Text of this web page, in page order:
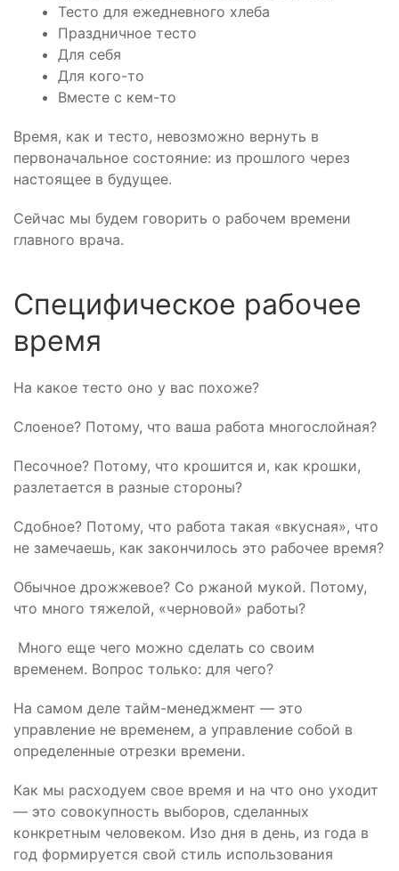
Тесто для ежедневного хлеба
Праздничное тесто
Для себя
Для кого-то
Вместе с кем-то
Время, как и тесто, невозможно вернуть в
первоначальное состояние: из прошлого через
настоящее в будущее.
Сейчас мы будем говорить о рабочем времени
главного врача.
Специфическое рабочее
время
На какое тесто оно у вас похоже?
Слоеное? Потому, что ваша работа многослойная?
Песочное? Потому, что крошится и, как крошки,
разлетается в разные стороны?
Сдобное? Потому, что работа такая «вкусная», что
не замечаешь, как закончилось это рабочее время?
Обычное дрожжевое? Со ржаной мукой. Потому,
что много тяжелой, «черновой» работы?
Много еще чего можно сделать со своим
временем. Вопрос только: для чего?
На самом деле тайм-менеджмент — это
управление не временем, а управление собой в
определенные отрезки времени.
Как мы расходуем свое время и на что оно уходит
— это совокупность выборов, сделанных
конкретным человеком. Изо дня в день, из года в
год формируется свой стиль использования